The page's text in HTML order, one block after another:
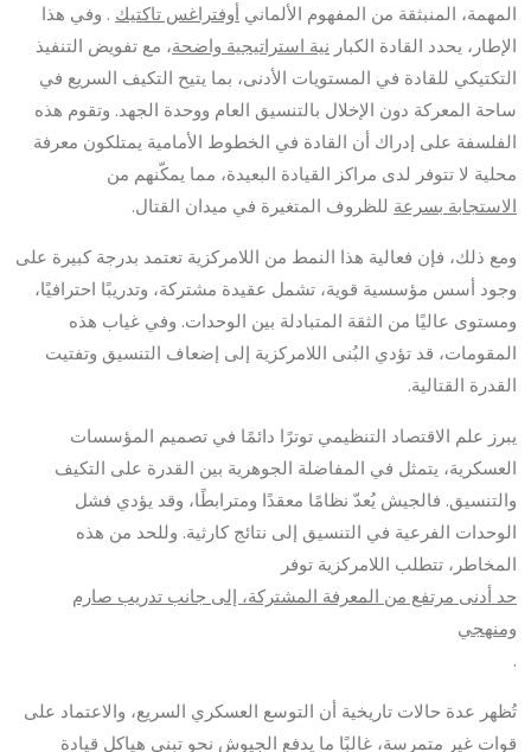
المهمة، المنبثقة من المفهوم الألماني أوفتراغس تاكتيك. وفي هذا
الإطار، يحدد القادة الكبار نية استراتيجية واضحة، مع تفويض التنفيذ
التكتيكي للقادة في المستويات الأدنى، بما يتيح التكيف السريع في
ساحة المعركة دون الإخلال بالتنسيق العام ووحدة الجهد. وتقوم هذه
الفلسفة على إدراك أن القادة في الخطوط الأمامية يمتلكون معرفة
محلية لا تتوفر لدى مراكز القيادة البعيدة، مما يمكّنهم من
الاستجابة بسرعةللظروف المتغيرة في ميدان القتال.
ومع ذلك، فإن فعالية هذا النمط من اللامركزية تعتمد بدرجة كبيرة على
وجود أسس مؤسسية قوية، تشمل عقيدة مشتركة، وتدريبًا احترافيًا،
ومستوى عاليًا من الثقة المتبادلة بين الوحدات. وفي غياب هذه
المقومات، قد تؤدي البُنى اللامركزية إلى إضعاف التنسيق وتفتيت
القدرة القتالية.
يبرز علم الاقتصاد التنظيمي توترًا دائمًا في تصميم المؤسسات
العسكرية، يتمثل في المفاضلة الجوهرية بين القدرة على التكيف
والتنسيق. فالجيش يُعدّ نظامًا معقدًا ومترابطًا، وقد يؤدي فشل
الوحدات الفرعية في التنسيق إلى نتائج كارثية. وللحد من هذه
المخاطر، تتطلب اللامركزية توفر
حد أدنى مرتفع من المعرفة المشتركة، إلى جانب تدريب صارم
ومنهجي
تُظهر عدة حالات تاريخية أن التوسع العسكري السريع، والاعتماد على
قوات غير متمرسة، غالبًا ما يدفع الجيوش نحو تبني هياكل قيادة